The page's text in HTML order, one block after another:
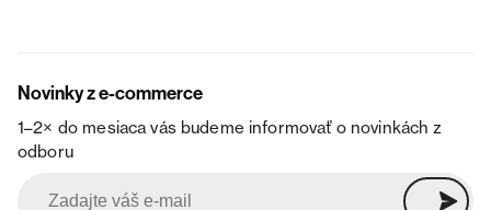
Novinky z e-commerce
1–2× do mesiaca vás budeme informovať o novinkách z
odboru